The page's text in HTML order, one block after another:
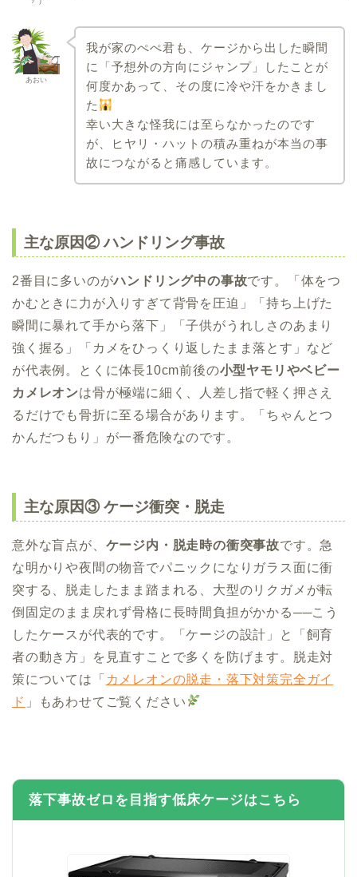
あおい
我が家のぺぺ君も、ケージから出した瞬間
に「予想外の方向にジャンプ」したことが
何度かあって、その度に冷や汗をかきまし
た
幸い大きな怪我には至らなかったのです
が、ヒヤリ・ハットの積み重ねが本当の事
故につながると痛感しています。
主な原因② ハンドリング事故
2番目に多いのがハンドリング中の事故です。「体をつ
かむときに力が入りすぎて背骨を圧迫」「持ち上げた
瞬間に暴れて手から落下」「子供がうれしさのあまり
強く握る」「カメをひっくり返したまま落とす」など
が代表例。とくに体長10cm前後の小型ヤモリやベビー
カメレオンは骨が極端に細く、人差し指で軽く押さえ
るだけでも骨折に至る場合があります。「ちゃんとつ
かんだつもり」が一番危険なのです。
主な原因③ ケージ衝突・脱走
意外な盲点が、 ケージ内・脱走時の衝突事故です。急
な明かりや夜間の物音でパニックになりガラス面に衝
突する、脱走したまま踏まれる、大型のリクガメが転
倒固定のまま戻れず骨格に長時間負担がかかる──こう
したケースが代表的です。「ケージの設計」と「飼育
者の動き方」を見直すことで多くを防げます。脱走対
策については「 カメレオンの脱走・落下対策完全ガイ
ド 」もあわせてご覧ください
落下事故ゼロを目指す低床ケージはこちら